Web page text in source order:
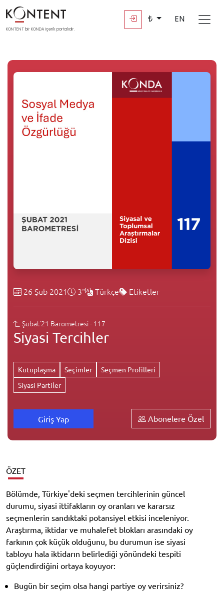
KONTENT bir KONDA içerik portalıdır.
₺ EN
26 Şub 2021 3" Türkçe Etiketler
Şubat'21 Barometresi - 117
Siyasi Tercihler
Kutuplaşma Seçimler
Seçmen Profilleri
Siyasi Partiler
Giriş Yap Abonelere Özel
ÖZET
Bölümde, Türkiye'deki seçmen tercihlerinin güncel
durumu, siyasi ittifakların oy oranları ve kararsız
seçmenlerin sandıktaki potansiyel etkisi inceleniyor.
Araştırma, iktidar ve muhalefet blokları arasındaki oy
farkının çok küçük olduğunu, bu durumun ise siyasi
tabloyu hala iktidarın belirlediği yönündeki tespiti
güçlendirdiğini ortaya koyuyor:
Bugün bir seçim olsa hangi partiye oy verirsiniz?